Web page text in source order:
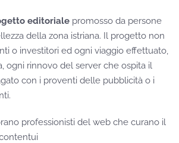
editoriale promosso da persone
della zona istriana. Il progetto non
o investitori ed ogni viaggio effettuato,
ogni rinnovo del server che ospita il
con i proventi delle pubblicità o i
professionisti del web che curano il